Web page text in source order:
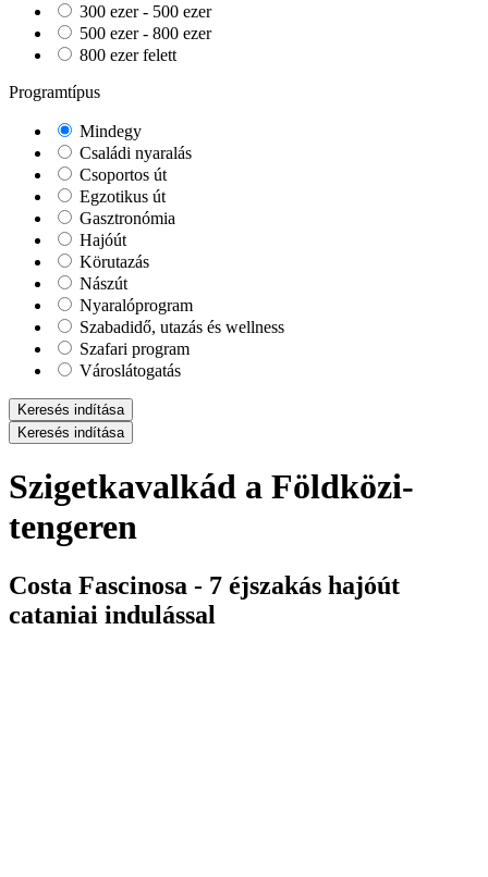
300 ezer - 500 ezer
500 ezer - 800 ezer
800 ezer felett
Programtípus
Mindegy
Családi nyaralás
Csoportos út
Egzotikus út
Gasztronómia
Hajóút
Körutazás
Nászút
Nyaralóprogram
Szabadidő, utazás és wellness
Szafari program
Városlátogatás
Keresés indítása
Keresés indítása
Szigetkavalkád a Földközi-
tengeren
Costa Fascinosa - 7 éjszakás hajóút
cataniai indulással